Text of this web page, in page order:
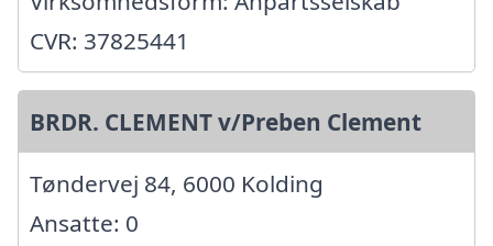
CVR: 37825441
BRDR. CLEMENT v/Preben Clement
Tøndervej 84, 6000 Kolding
Ansatte: 0